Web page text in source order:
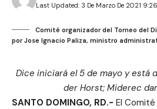
Last Updated: 3 De Marzo De 2021
Comité organizador del Torneo del
por Jose Ignacio Paliza, ministro
Dice iniciará el 5 de mayo y está
der Horst; Miderec
SANTO DOMINGO, RD.- El